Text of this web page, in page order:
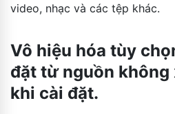
video, nhạc và các tệp khác.
Vô hiệu hóa tùy
đặt từ nguồn không
khi cài đặt.